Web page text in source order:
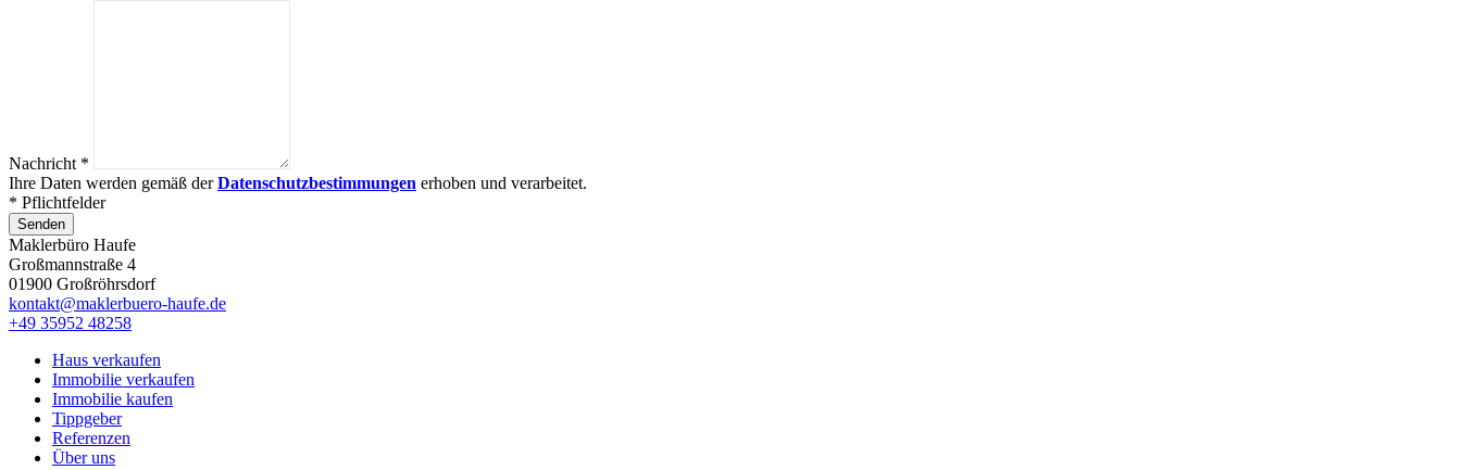
Nachricht *
Ihre Daten werden gemäß derDatenschutzbestimmungen erhoben und verarbeitet.
* Pflichtfelder
Senden
Maklerbüro Haufe
Großmannstraße 4
01900 Großröhrsdorf
kontakt@maklerbuero-haufe.de
+49 35952 48258
Haus verkaufen
Immobilie verkaufen
Immobilie kaufen
Tippgeber
Referenzen
Über uns